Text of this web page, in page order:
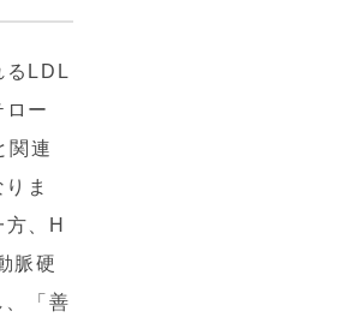
るLDL
ー
関連
ま
、H
脈硬
、「善